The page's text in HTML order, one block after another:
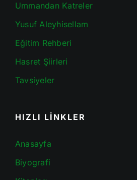
Ummandan Katreler
Yusuf Aleyhisellam
Eğitim Rehberi
Hasret Şiirleri
Tavsiyeler
HIZLI LİNKLER
Anasayfa
Biyografi